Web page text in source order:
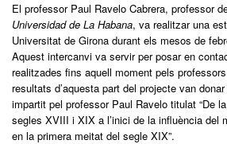
El professor Paul Ravelo Cabrera, professor
Universidad de La Habana, va realitzar una
Universitat de Girona durant els mesos de
Aquest intercanvi va servir per posar en
realitzades fins aquell moment pels
resultats d’aquesta part del projecte van
impartit pel professor Paul Ravelo titulat “De
segles XVIII i XIX a l’inici de la influència del
en la primera meitat del segle XIX”.